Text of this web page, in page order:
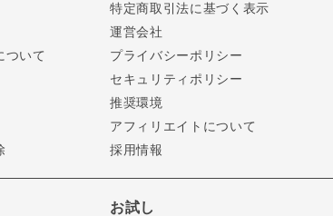
ついて
特定商取引法に基づく表示
運営会社
プライバシーポリシー
セキュリティポリシー
推奨環境
アフィリエイトについて
採用情報
お試し